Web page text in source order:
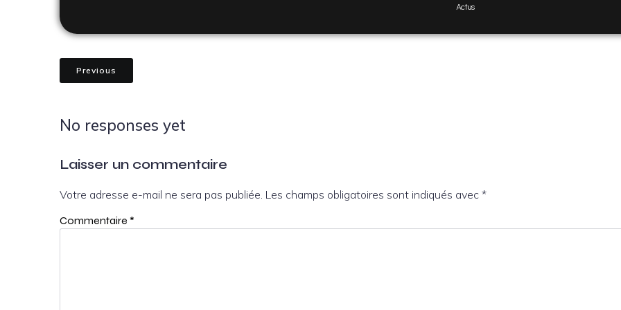
Actus
Previous
No responses yet
Laisser un commentaire
Votre adresse e-mail ne sera pas publiée. Les champs obligatoires sont indiqués avec *
Commentaire *